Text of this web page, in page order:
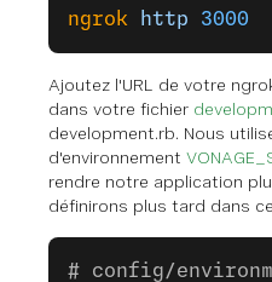
ngrok http 3000
Ajoutez l'URL de votre
dans votre fichier
development.rb. Nous
d'environnement
rendre notre application
définirons plus tard dans
# config/